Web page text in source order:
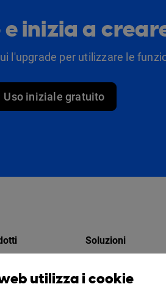
inizia a
l'upgrade per utilizzare le
Uso iniziale gratuito
virtuale
Soluzioni
Per le aziende
utilizza i cookie